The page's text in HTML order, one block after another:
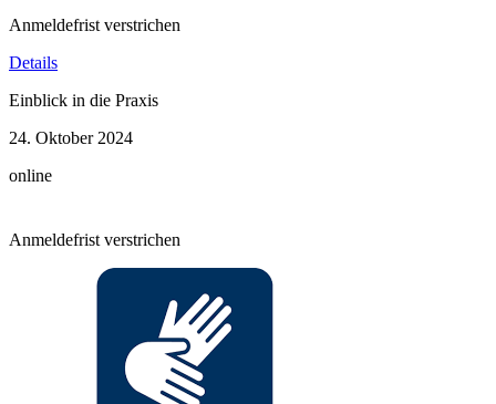
Anmeldefrist verstrichen
Details
Einblick in die Praxis
24. Oktober 2024
online
Anmeldefrist verstrichen